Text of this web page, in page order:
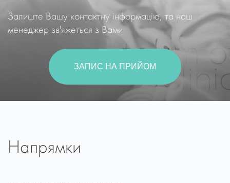
Залиште Вашу контактну інформацію, та наш
менеджер зв'яжеться з Вами
ЗАПИС НА ПРИЙОМ
Напрямки